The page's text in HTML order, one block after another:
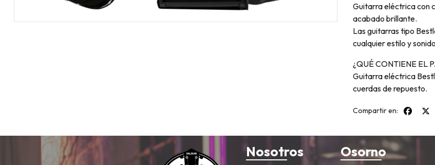
Guitarra eléctrica con
acabado brillante.
Las guitarras tipo
cualquier estilo y
¿QUÉ CONTIENE EL
Guitarra eléctrica
cuerdas de repuesto.
Compartir en:
Nosotros Osorno